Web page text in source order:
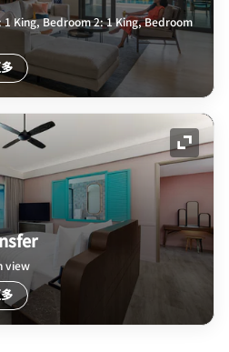
King, Bedroom 2: 1 King, Bedroom
展开
view